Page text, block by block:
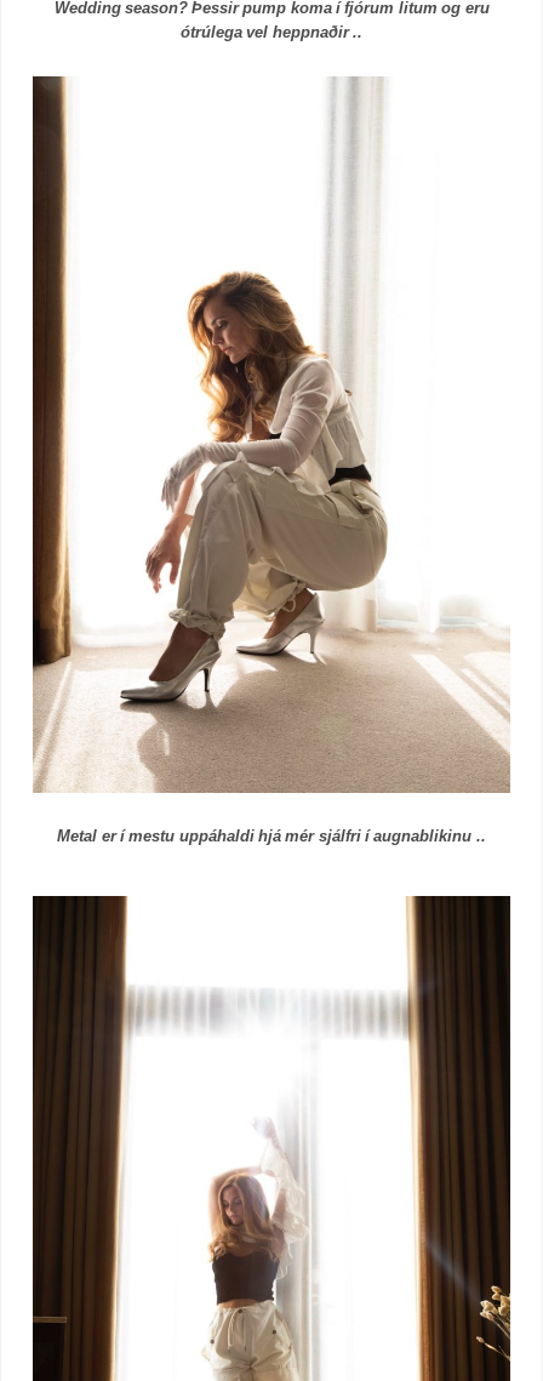
Wedding season? Þessir pump koma í fjórum litum og eru
ótrúlega vel heppnaðir ..
Metal er í mestu uppáhaldi hjá mér sjálfri í augnablikinu ..